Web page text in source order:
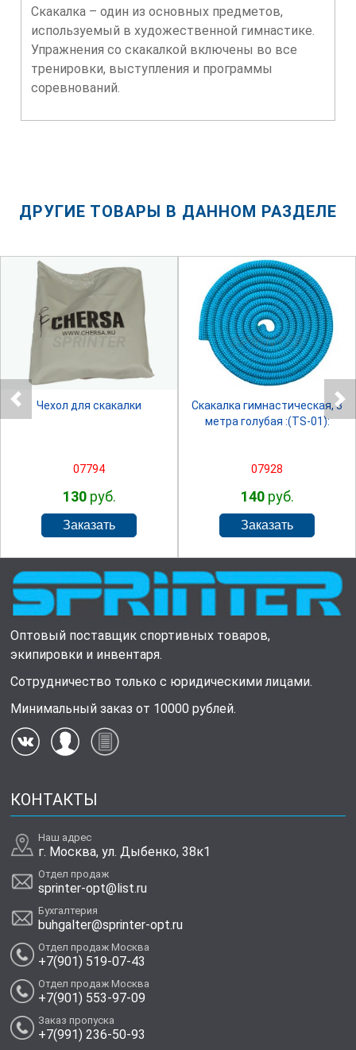
Скакалка – один из основных предметов,
используемый в художественной гимнастике.
Упражнения со скакалкой включены во все
тренировки, выступления и программы
соревнований.
ДРУГИЕ ТОВАРЫ В ДАННОМ РАЗДЕЛЕ
SPRINTER
Чехол для скакалки
07794
130руб.
SPRINTER
Скакалка гимнастическая, 3
метра голубая :(TS-01):
07928
140руб.
Оптовый поставщик спортивных товаров,
экипировки и инвентаря.
Сотрудничество только с юридическими лицами.
Минимальный заказ от 10000 рублей.
КОНТАКТЫ
Наш адрес
г. Москва, ул. Дыбенко, 38к1
Отдел продаж
sprinter-opt@list.ru
Бухгалтерия
buhgalter@sprinter-opt.ru
Отдел продаж Москва
+7(901) 519-07-43
Отдел продаж Москва
+7(901) 553-97-09
Заказ пропуска
+7(991) 236-50-93